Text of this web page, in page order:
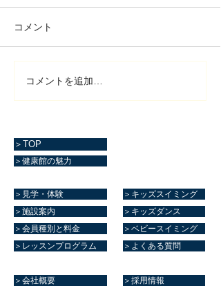
コメント
コメントを追加…
＞TOP
＞健康館の魅力
＞見学・体験
＞施設案内
＞会員種別と料金
＞レッスンプログラム
＞キッズスイミング
＞キッズダンス
＞ベビースイミング
＞よくある質問
＞会社概要
＞採用情報